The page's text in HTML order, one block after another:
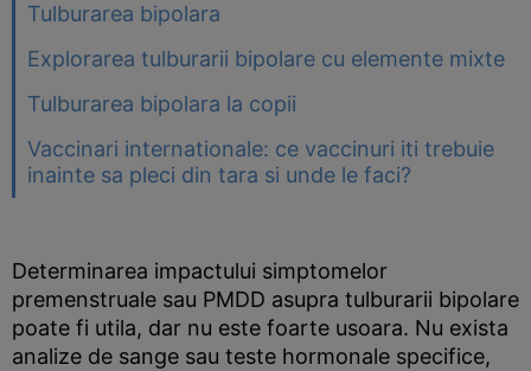
Tulburarea bipolara
Explorarea tulburarii bipolare cu elemente mixte
Tulburarea bipolara la copii
Vaccinari internationale: ce vaccinuri iti trebuie
inainte sa pleci din tara si unde le faci?
Determinarea impactului simptomelor
premenstruale sau PMDD asupra tulburarii bipolare
poate fi utila, dar nu este foarte usoara. Nu exista
analize de sange sau teste hormonale specifice,